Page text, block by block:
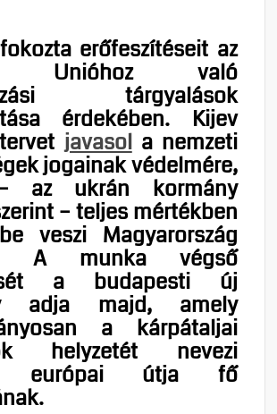
erőfeszítéseit az
Unióhoz való
tárgyalások
érdekében. Kijev
javasola nemzeti
jogainak védelmére,
az ukrán kormány
– teljes mértékben
veszi Magyarország
A munka végső
a budapesti új
adja majd, amely
a kárpátaljai
helyzetét nevezi
európai útja fő